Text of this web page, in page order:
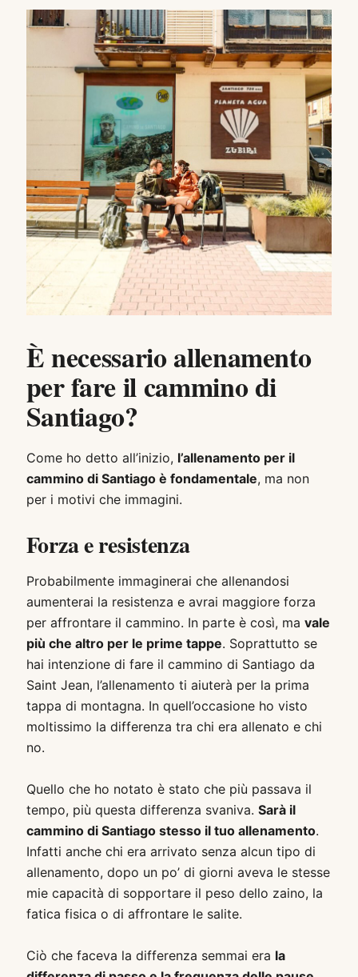
È necessario allenamento
per fare il cammino di
Santiago?
Come ho detto all’inizio, l’allenamento per il
cammino di Santiago è fondamentale, ma non
per i motivi che immagini.
Forza e resistenza
Probabilmente immaginerai che allenandosi
aumenterai la resistenza e avrai maggiore forza
per affrontare il cammino. In parte è così, ma vale
più che altro per le prime tappe. Soprattutto se
hai intenzione di fare il cammino di Santiago da
Saint Jean, l’allenamento ti aiuterà per la prima
tappa di montagna. In quell’occasione ho visto
moltissimo la differenza tra chi era allenato e chi
no.
Quello che ho notato è stato che più passava il
tempo, più questa differenza svaniva. Sarà il
cammino di Santiago stesso il tuo allenamento.
Infatti anche chi era arrivato senza alcun tipo di
allenamento, dopo un po’ di giorni aveva le stesse
mie capacità di sopportare il peso dello zaino, la
fatica fisica o di affrontare le salite.
Ciò che faceva la differenza semmai era la